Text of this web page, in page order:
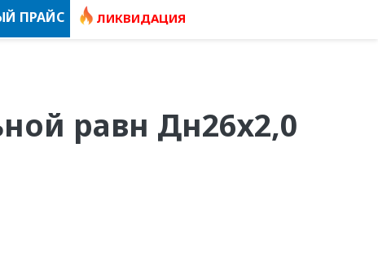
ПРАЙС ЛИКВИДАЦИЯ
равн Дн26х2,0